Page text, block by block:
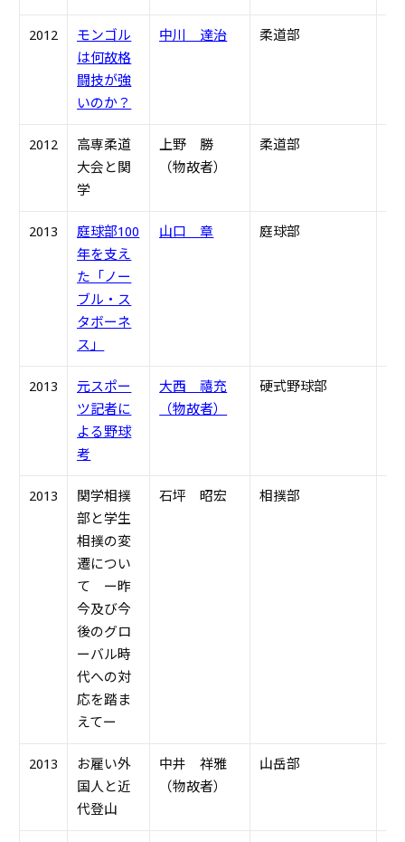
2012
モンゴル
は何故格
闘技が強
いのか？
中川 達治 柔道部
2012
高専柔道
大会と関
学
上野 勝
（物故者）
柔道部
2013
庭球部100
年を支え
た「ノー
ブル・ス
タボーネ
ス」
山口 章 庭球部
2013
元スポー
ツ記者に
よる野球
考
大西 禧充
（物故者）
硬式野球部
2013
関学相撲
部と学生
相撲の変
遷につい
て ー昨
今及び今
後のグロ
ーバル時
代への対
応を踏ま
えてー
石坪 昭宏 相撲部
2013
お雇い外
国人と近
代登山
中井 祥雅
（物故者）
山岳部